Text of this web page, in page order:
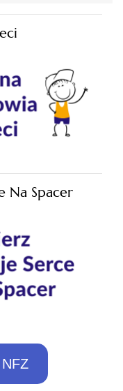
Na Spacer